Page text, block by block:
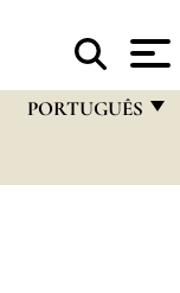
PORTUGUÊS